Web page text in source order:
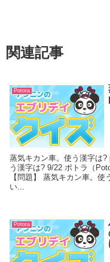
関連記事
Potora
蒸気キカン車。使う漢字は
う漢字は? 9/22 ポトラ（
【問題】 蒸気キカン車。
い...
Potora